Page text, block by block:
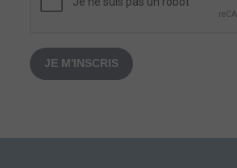
JE M'INSCRIS